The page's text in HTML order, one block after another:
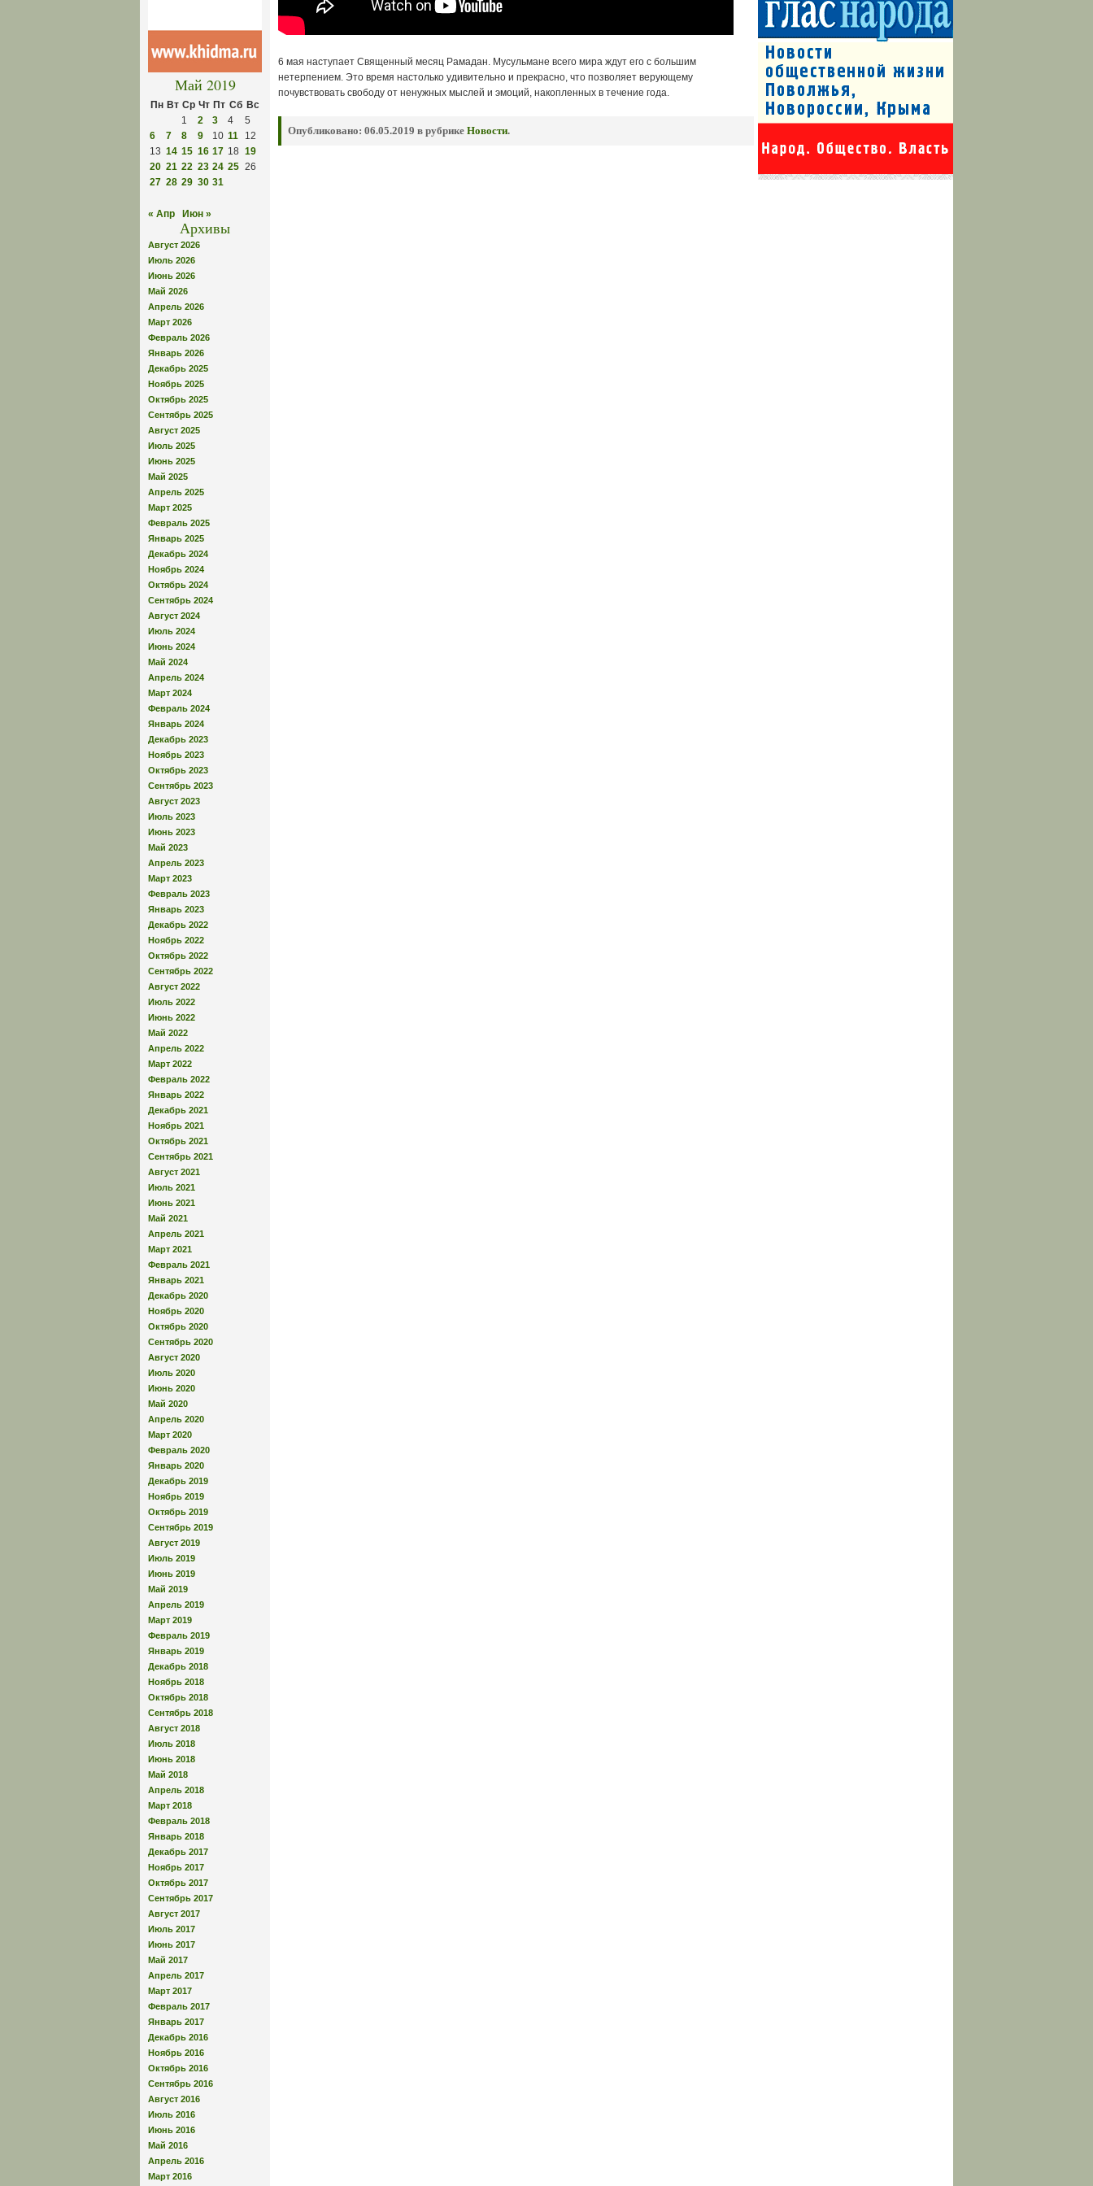
Май 2019
Пн Вт Ср Чт Пт Сб Вс
1
2 3 4
5
6
7 8 9 10 11
12
13 14 15 16 17 18 19
20 21 22 23 24 25 26
27 28 29 30 31
« Апр Июн »
Архивы
Август 2026
Июль 2026
Июнь 2026
Май 2026
Апрель 2026
Март 2026
Февраль 2026
Январь 2026
Декабрь 2025
Ноябрь 2025
Октябрь 2025
Сентябрь 2025
Август 2025
Июль 2025
Июнь 2025
Май 2025
Апрель 2025
Март 2025
Февраль 2025
Январь 2025
Декабрь 2024
Ноябрь 2024
Октябрь 2024
Сентябрь 2024
Август 2024
Июль 2024
Июнь 2024
Май 2024
Апрель 2024
Март 2024
Февраль 2024
Январь 2024
Декабрь 2023
Ноябрь 2023
Октябрь 2023
Сентябрь 2023
Август 2023
Июль 2023
Июнь 2023
Май 2023
Апрель 2023
Март 2023
Февраль 2023
Январь 2023
Декабрь 2022
Ноябрь 2022
Октябрь 2022
Сентябрь 2022
Август 2022
Июль 2022
Июнь 2022
Май 2022
Апрель 2022
Март 2022
Февраль 2022
Январь 2022
Декабрь 2021
Ноябрь 2021
Октябрь 2021
Сентябрь 2021
Август 2021
Июль 2021
Июнь 2021
Май 2021
Апрель 2021
Март 2021
Февраль 2021
Январь 2021
Декабрь 2020
Ноябрь 2020
Октябрь 2020
Сентябрь 2020
Август 2020
Июль 2020
Июнь 2020
Май 2020
Апрель 2020
Март 2020
Февраль 2020
Январь 2020
Декабрь 2019
Ноябрь 2019
Октябрь 2019
Сентябрь 2019
Август 2019
Июль 2019
Июнь 2019
Май 2019
Апрель 2019
Март 2019
Февраль 2019
Январь 2019
Декабрь 2018
Ноябрь 2018
Октябрь 2018
Сентябрь 2018
Август 2018
Июль 2018
Июнь 2018
Май 2018
Апрель 2018
Март 2018
Февраль 2018
Январь 2018
Декабрь 2017
Ноябрь 2017
Октябрь 2017
Сентябрь 2017
Август 2017
Июль 2017
Июнь 2017
Май 2017
Апрель 2017
Март 2017
Февраль 2017
Январь 2017
Декабрь 2016
Ноябрь 2016
Октябрь 2016
Сентябрь 2016
Август 2016
Июль 2016
Июнь 2016
Май 2016
Апрель 2016
Март 2016
6 мая наступает Священный месяц Рамадан. Мусульмане всего мира ждут его с большим
нетерпением. Это время настолько удивительно и прекрасно, что позволяет верующему
почувствовать свободу от ненужных мыслей и эмоций, накопленных в течение года.
Опубликовано: 06.05.2019 в рубрике Новости.